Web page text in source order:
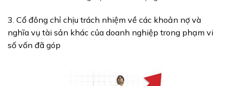
3. Cổ đông chỉ chịu trách nhiệm về các khoản nợ và
nghĩa vụ tài sản khác của doanh nghiệp trong phạm vi
số vốn đã góp